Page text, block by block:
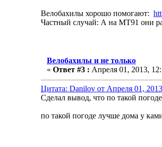
Велобахилы хорошо помогают:
Частный случай: А на MT91 они
Велобахилы и не только
« Ответ #3 : Апреля 01, 2013,
Цитата: Danilov от Апреля 01,
Сделал вывод, что по такой
по такой погоде лучше дома у